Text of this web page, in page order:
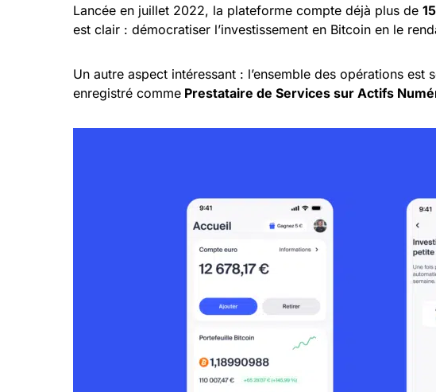
Lancée en juillet 2022, la plateforme compte déjà plus de
est clair : démocratiser l’investissement en Bitcoin en le
Un autre aspect intéressant : l’ensemble des opérations est
enregistré comme Prestataire de Services sur Actifs